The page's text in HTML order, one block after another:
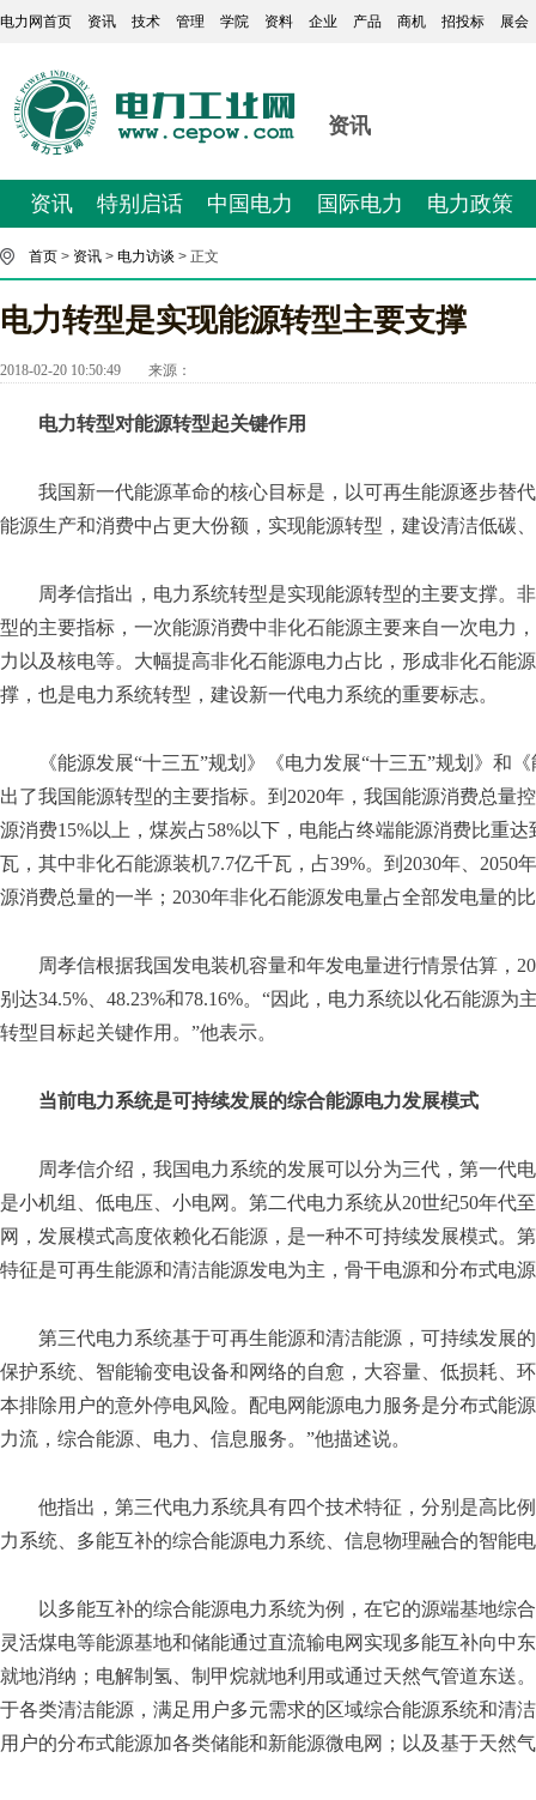
电力网首页 资讯 技术 管理 学院 资料 企业 产品 商机 招投标 展会
资讯
资讯 特别启话 中国电力 国际电力 电力政策
首页 > 资讯 > 电力访谈 > 正文
电力转型是实现能源转型主要支撑
2018-02-20 10:50:49 来源：
电力转型对能源转型起关键作用
我国新一代能源革命的核心目标是，以可再生能源逐步替
能源生产和消费中占更大份额，实现能源转型，建设清洁低碳
周孝信指出，电力系统转型是实现能源转型的主要支撑。
型的主要指标，一次能源消费中非化石能源主要来自一次电力
力以及核电等。大幅提高非化石能源电力占比，形成非化石能
撑，也是电力系统转型，建设新一代电力系统的重要标志。
《能源发展“十三五”规划》《电力发展“十三五”规划》和
出了我国能源转型的主要指标。到2020年，我国能源消费总量
源消费15%以上，煤炭占58%以下，电能占终端能源消费比重
瓦，其中非化石能源装机7.7亿千瓦，占39%。到2030年、2050
源消费总量的一半；2030年非化石能源发电量占全部发电量的
周孝信根据我国发电装机容量和年发电量进行情景估算，
别达34.5%、48.23%和78.16%。“因此，电力系统以化石能源
转型目标起关键作用。”他表示。
当前电力系统是可持续发展的综合能源电力发展模式
周孝信介绍，我国电力系统的发展可以分为三代，第一代
是小机组、低电压、小电网。第二代电力系统从20世纪50年代
网，发展模式高度依赖化石能源，是一种不可持续发展模式。
特征是可再生能源和清洁能源发电为主，骨干电源和分布式电
第三代电力系统基于可再生能源和清洁能源，可持续发展
保护系统、智能输变电设备和网络的自愈，大容量、低损耗、
本排除用户的意外停电风险。配电网能源电力服务是分布式能
力流，综合能源、电力、信息服务。”他描述说。
他指出，第三代电力系统具有四个技术特征，分别是高比
力系统、多能互补的综合能源电力系统、信息物理融合的智能
以多能互补的综合能源电力系统为例，在它的源端基地综
灵活煤电等能源基地和储能通过直流输电网实现多能互补向中
就地消纳；电解制氢、制甲烷就地利用或通过天然气管道东送
于各类清洁能源，满足用户多元需求的区域综合能源系统和清
用户的分布式能源加各类储能和新能源微电网；以及基于天然